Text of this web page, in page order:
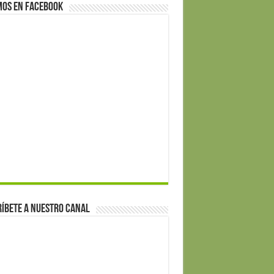
en Facebook
a nuestro canal